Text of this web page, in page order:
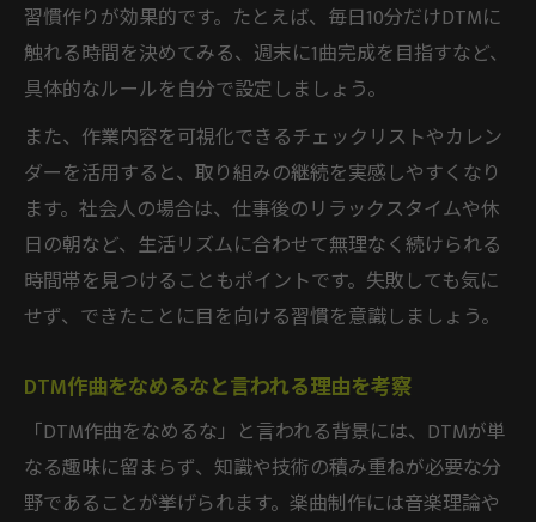
習慣作りが効果的です。たとえば、毎日10分だけDTMに
触れる時間を決めてみる、週末に1曲完成を目指すなど、
具体的なルールを自分で設定しましょう。
また、作業内容を可視化できるチェックリストやカレン
ダーを活用すると、取り組みの継続を実感しやすくなり
ます。社会人の場合は、仕事後のリラックスタイムや休
日の朝など、生活リズムに合わせて無理なく続けられる
時間帯を見つけることもポイントです。失敗しても気に
せず、できたことに目を向ける習慣を意識しましょう。
DTM作曲をなめるなと言われる理由を考察
「DTM作曲をなめるな」と言われる背景には、DTMが単
なる趣味に留まらず、知識や技術の積み重ねが必要な分
野であることが挙げられます。楽曲制作には音楽理論や